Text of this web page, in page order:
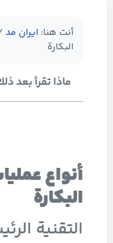
أنت هنا: ایران مد
البكارة
ماذا تقرأ بعد
أنواع
البكارة
التقنية